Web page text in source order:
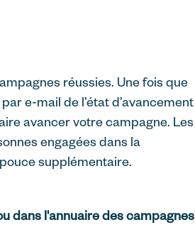
réussies. Une fois que
e-mail de l’état d’avancement
avancer votre campagne. Les
engagées dans la
supplémentaire.
dans l'annuaire des campagnes